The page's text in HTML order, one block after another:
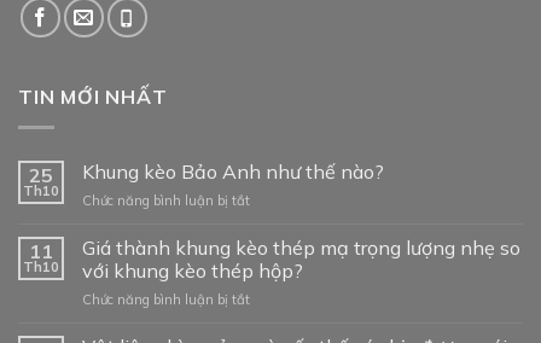
TIN MỚI NHẤT
25
Th10
Khung kèo Bảo Anh như thế nào?
Chức năng bình luận bị tắtở
kèo
Bảo
Anh
như
11
Th10
Giá thành khung kèo thép mạ trọng lượng nhẹ so
với khung kèo thép hộp?
Chức năng bình luận bị tắtở
thành